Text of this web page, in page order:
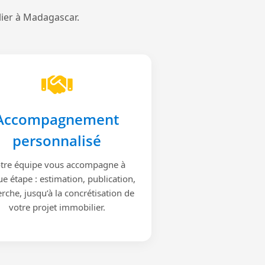
à Madagascar.
personnalisé
équipe vous accompagne à
étape : estimation, publication,
jusqu’à la concrétisation de
votre projet immobilier.